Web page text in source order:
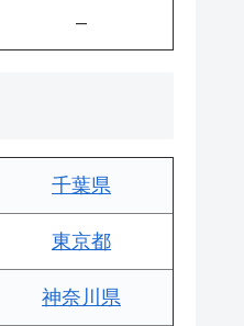
–
千葉県
東京都
神奈川県